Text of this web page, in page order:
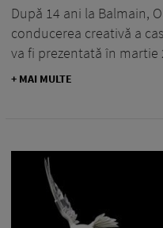
După 14 ani la Balmain,
conducerea creativă a
va fi prezentată în martie
+ MAI MULTE